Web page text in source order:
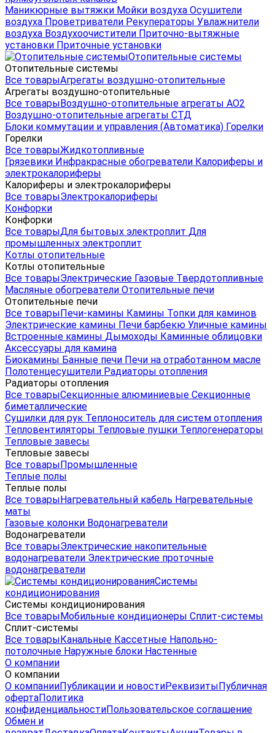
Маникюрные вытяжки Мойки воздуха Осушители
воздуха Проветриватели Рекуператоры Увлажнители
воздуха Воздухоочистители Приточно-вытяжные
установки Приточные установки
Отопительные системы
Отопительные системы
Все товарыАгрегаты воздушно-отопительные
Агрегаты воздушно-отопительные
Все товарыВоздушно-отопительные агрегаты АО2
Воздушно-отопительные агрегаты СТД
Блоки коммутации и управления (Автоматика) Горелки
Горелки
Все товарыЖидкотопливные
Грязевики Инфракрасные обогреватели Калориферы и
электрокалориферы
Калориферы и электрокалориферы
Все товарыЭлектрокалориферы
Конфорки
Конфорки
Все товарыДля бытовых электроплит Для
промышленных электроплит
Котлы отопительные
Котлы отопительные
Все товарыЭлектрические Газовые Твердотопливные
Масляные обогреватели Отопительные печи
Отопительные печи
Все товарыПечи-камины Камины Топки для каминов
Электрические камины Печи барбекю Уличные камины
Встроенные камины Дымоходы Каминные облицовки
Аксессуары для камина
Биокамины Банные печи Печи на отработанном масле
Полотенцесушители Радиаторы отопления
Радиаторы отопления
Все товарыСекционные алюминиевые Секционные
биметаллические
Сушилки для рук Теплоноситель для систем отопления
Тепловентиляторы Тепловые пушки Теплогенераторы
Тепловые завесы
Тепловые завесы
Все товарыПромышленные
Теплые полы
Теплые полы
Все товарыНагревательный кабель Нагревательные
маты
Газовые колонки Водонагреватели
Водонагреватели
Все товарыЭлектрические накопительные
водонагреватели Электрические проточные
водонагреватели
Системы
кондиционирования
Системы кондиционирования
Все товарыМобильные кондиционеры Сплит-системы
Сплит-системы
Все товарыКанальные Кассетные Напольно-
потолочные Наружные блоки Настенные
О компании
О компании
О компанииПубликации и новостиРеквизитыПубличная
офертаПолитика
конфиденциальностиПользовательское соглашение
Обмен и